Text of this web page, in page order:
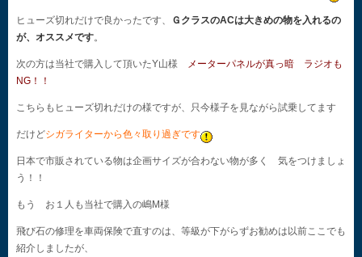
ヒューズ切れだけで良かったです、
ＧクラスのACは大きめの物を入れるの
が、オススメです。
次の方は当社で購入して頂いたY山様
メーターパネルが真っ暗 ラジオも
NG！！
こちらもヒューズ切れだけの様ですが、只今様子を見ながら試乗してます
だけどシガライターから色々取り過ぎです
日本で市販されている物は企画サイズが合わない物が多く 気をつけましょ
う！！
もう お１人も当社で購入の嶋M様
飛び石の修理を車両保険で直すのは、等級が下がらずお勧めは以前ここでも
紹介しましたが、